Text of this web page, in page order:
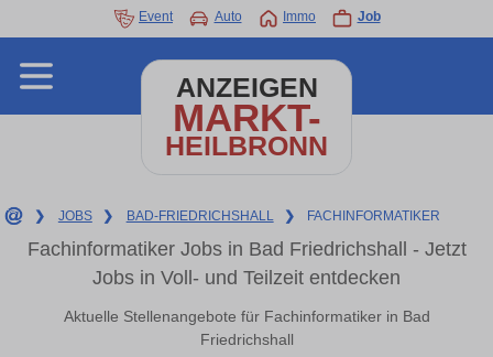
Event Auto Immo Job
ANZEIGEN
MARKT-
HEILBRONN
❯ JOBS ❯ BAD-FRIEDRICHSHALL ❯ FACHINFORMATIKER
Fachinformatiker Jobs in Bad Friedrichshall - Jetzt
Jobs in Voll- und Teilzeit entdecken
Aktuelle Stellenangebote für Fachinformatiker in Bad
Friedrichshall